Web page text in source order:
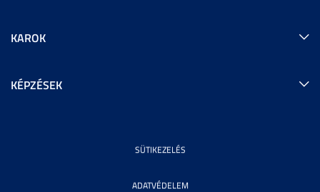
KAROK
KÉPZÉSEK
SÜTIKEZELÉS
ADATVÉDELEM